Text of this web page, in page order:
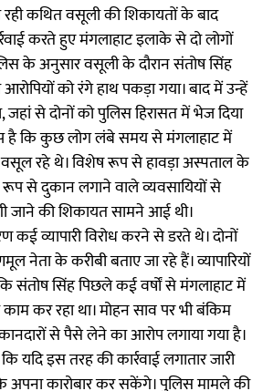
कथित वसूली की शिकायतों के बाद
करते हुए मंगलाहाट इलाके से दो लोगों
के अनुसार वसूली के दौरान संतोष सिंह
को रंगे हाथ पकड़ा गया। बाद में उन्हें
से दोनों को पुलिस हिरासत में भेज दिया
है कि कुछ लोग लंबे समय से मंगलाहाट में
रहे थे। विशेष रूप से हावड़ा अस्पताल के
रूप से दुकान लगाने वाले व्यवसायियों से
जाने की शिकायत सामने आई थी।
कई व्यापारी विरोध करने से डरते थे। दोनों
के करीबी बताए जा रहे हैं। व्यापारियों
संतोष सिंह पिछले कई वर्षों से मंगलाहाट में
कर रहा था। मोहन साव पर भी बंकिम
से पैसे लेने का आरोप लगाया गया है।
यदि इस तरह की कार्रवाई लगातार जारी
के अपना कारोबार कर सकेंगे। पुलिस मामले की